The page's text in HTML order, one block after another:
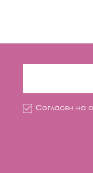
Согласен на